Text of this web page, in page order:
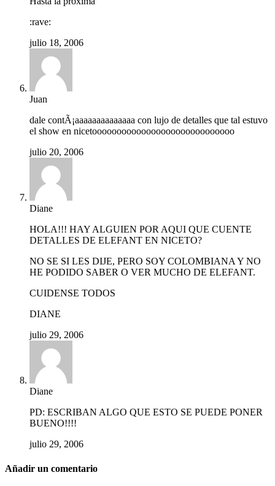
:rave:
julio 18, 2006
Juan
dale contÃ¡aaaaaaaaaaaaaa con lujo de detalles que tal estuvo
el show en nicetooooooooooooooooooooooooooooo
julio 20, 2006
Diane
HOLA!!! HAY ALGUIEN POR AQUI QUE CUENTE
DETALLES DE ELEFANT EN NICETO?
NO SE SI LES DIJE, PERO SOY COLOMBIANA Y NO
HE PODIDO SABER O VER MUCHO DE ELEFANT.
CUIDENSE TODOS
DIANE
julio 29, 2006
Diane
PD: ESCRIBAN ALGO QUE ESTO SE PUEDE PONER
BUENO!!!!
julio 29, 2006
Añadir un comentario